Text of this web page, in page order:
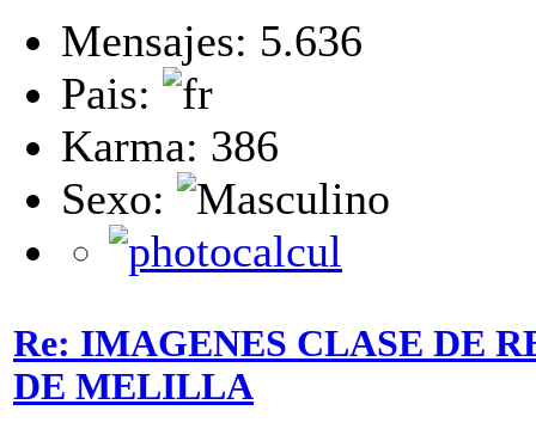
Mensajes: 5.636
Pais:
Karma: 386
Sexo:
Re: IMAGENES CLASE DE
DE MELILLA